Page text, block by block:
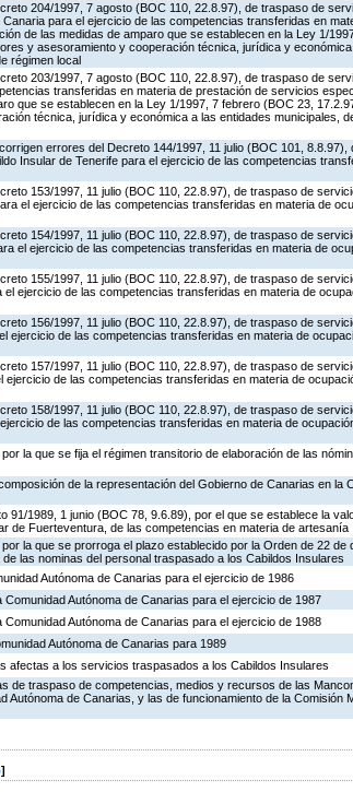
204/1997, 7 agosto (BOC 110, 22.8.97), de traspaso de
para el ejercicio de las competencias transferidas en
de las medidas de amparo que se establecen en la Ley 1/
y asesoramiento y cooperación técnica, jurídica y
régimen local
203/1997, 7 agosto (BOC 110, 22.8.97), de traspaso de
transferidas en materia de prestación de servicios
que se establecen en la Ley 1/1997, 7 febrero (BOC 23,
técnica, jurídica y económica a las entidades municipales,
errores del Decreto 144/1997, 11 julio (BOC 101, 8.8.97),
Insular de Tenerife para el ejercicio de las competencias
153/1997, 11 julio (BOC 110, 22.8.97), de traspaso de
el ejercicio de las competencias transferidas en materia de
154/1997, 11 julio (BOC 110, 22.8.97), de traspaso de
el ejercicio de las competencias transferidas en materia de
155/1997, 11 julio (BOC 110, 22.8.97), de traspaso de
ejercicio de las competencias transferidas en materia de
156/1997, 11 julio (BOC 110, 22.8.97), de traspaso de
ejercicio de las competencias transferidas en materia de
157/1997, 11 julio (BOC 110, 22.8.97), de traspaso de
de las competencias transferidas en materia de
158/1997, 11 julio (BOC 110, 22.8.97), de traspaso de
de las competencias transferidas en materia de
la que se fija el régimen transitorio de elaboración de las
de la representación del Gobierno de Canarias en la
1989, 1 junio (BOC 78, 9.6.89), por el que se establece la
de Fuerteventura, de las competencias en materia de artesanía
la que se prorroga el plazo establecido por la Orden de 22 de
las nominas del personal traspasado a los Cabildos Insulares
Autónoma de Canarias para el ejercicio de 1986
Autónoma de Canarias para el ejercicio de 1987
Autónoma de Canarias para el ejercicio de 1988
Autónoma de Canarias para 1989
afectas a los servicios traspasados a los Cabildos Insulares
de traspaso de competencias, medios y recursos de las
Autónoma de Canarias, y las de funcionamiento de la Comisión
]